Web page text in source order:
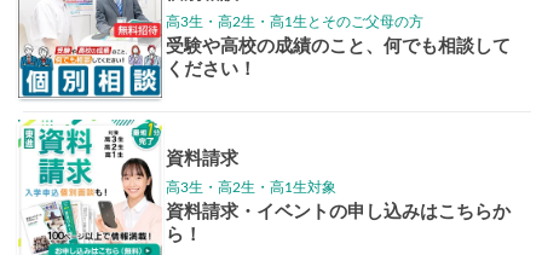
高3生 高2生 高1生 中学生 高